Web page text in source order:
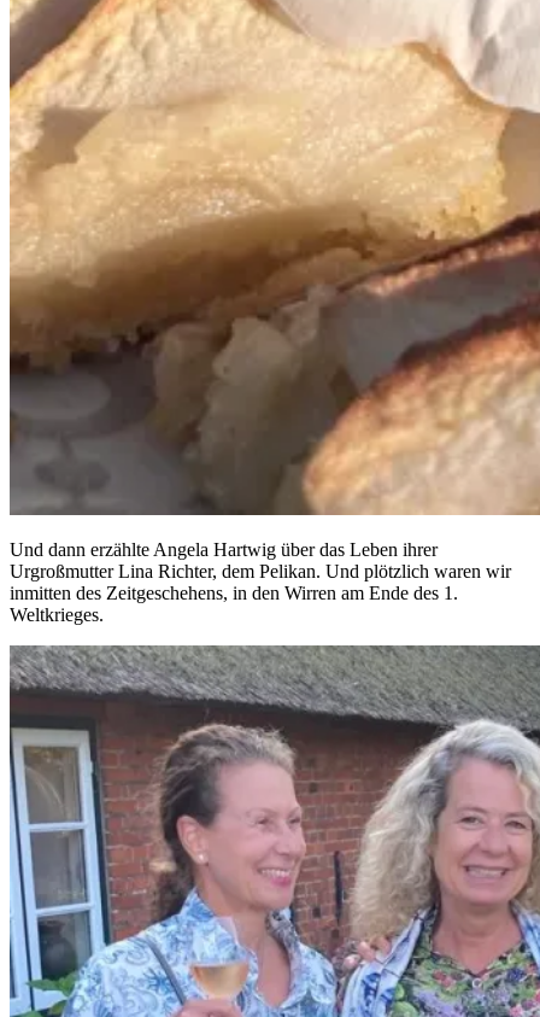
Und dann erzählte Angela Hartwig über das Leben ihrer
Urgroßmutter Lina Richter, dem Pelikan. Und plötzlich waren wir
inmitten des Zeitgeschehens, in den Wirren am Ende des 1.
Weltkrieges.